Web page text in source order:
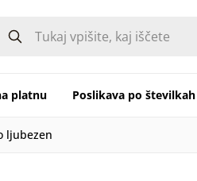
platnu Poslikava po številkah
ljubezen